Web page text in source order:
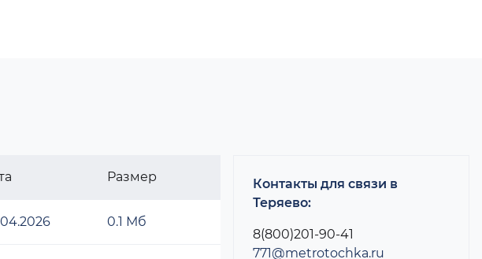
Размер
0.1 Мб
Контакты для связи в
Теряево:
8(800)201-90-41
771@metrotochka.ru